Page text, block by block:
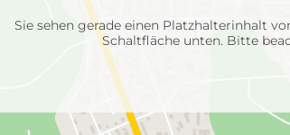
Einheiten
Sie sehen gerade einen Platzhalterinhalt
Schaltfläche unten. Bitte